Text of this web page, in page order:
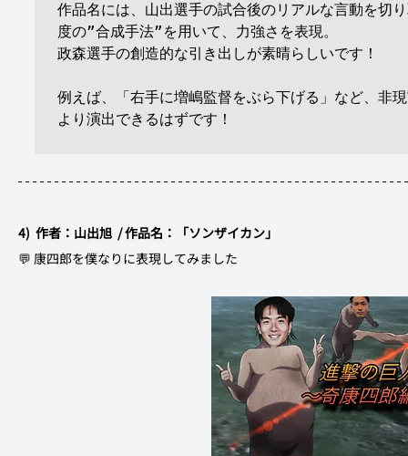
作品名には、山出選手の試合後のリアルな言動を切
度の”合成手法”を用いて、力強さを表現。
政森選手の創造的な引き出しが素晴らしいです！
例えば、「右手に増嶋監督をぶら下げる」など、非
より演出できるはずです！
💬 康四郎を僕なりに表現してみました